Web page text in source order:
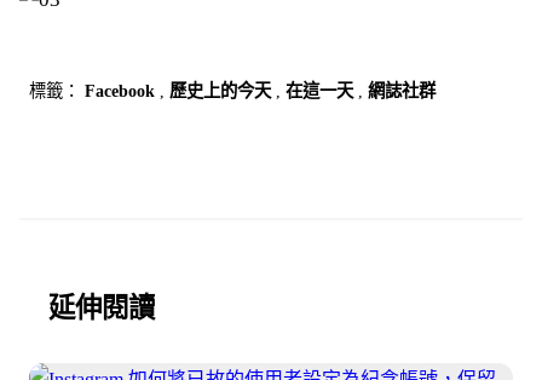
標籤： Facebook 歷史上的今天 在這一天 網誌社群
延伸閱讀